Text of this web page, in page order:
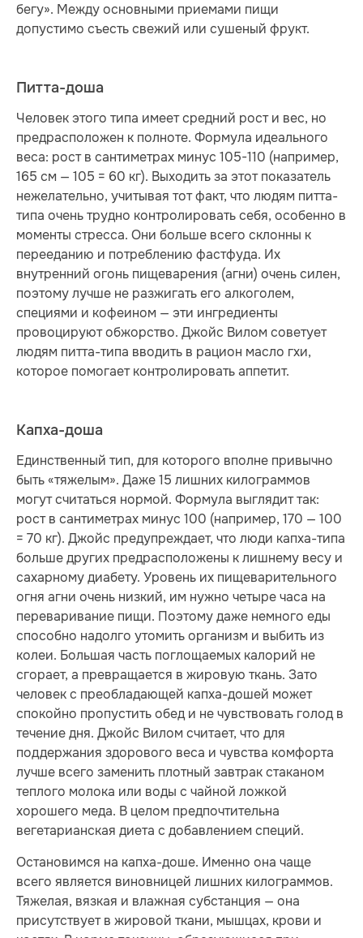
бегу». Между основными приемами пищи
допустимо съесть свежий или сушеный фрукт.
Питта-доша
Человек этого типа имеет средний рост и вес, но
предрасположен к полноте. Формула идеального
веса: рост в сантиметрах минус 105-110 (например,
165 см — 105 = 60 кг). Выходить за этот показатель
нежелательно, учитывая тот факт, что людям питта-
типа очень трудно контролировать себя, особенно в
моменты стресса. Они больше всего склонны к
перееданию и потреблению фастфуда. Их
внутренний огонь пищеварения (агни) очень силен,
поэтому лучше не разжигать его алкоголем,
специями и кофеином — эти ингредиенты
провоцируют обжорство. Джойс Вилом советует
людям питта-типа вводить в рацион масло гхи,
которое помогает контролировать аппетит.
Капха-доша
Единственный тип, для которого вполне привычно
быть «тяжелым». Даже 15 лишних килограммов
могут считаться нормой. Формула выглядит так:
рост в сантиметрах минус 100 (например, 170 — 100
= 70 кг). Джойс предупреждает, что люди капха-типа
больше других предрасположены к лишнему весу и
сахарному диабету. Уровень их пищеварительного
огня агни очень низкий, им нужно четыре часа на
переваривание пищи. Поэтому даже немного еды
способно надолго утомить организм и выбить из
колеи. Большая часть поглощаемых калорий не
сгорает, а превращается в жировую ткань. Зато
человек с преобладающей капха-дошей может
спокойно пропустить обед и не чувствовать голод в
течение дня. Джойс Вилом считает, что для
поддержания здорового веса и чувства комфорта
лучше всего заменить плотный завтрак стаканом
теплого молока или воды с чайной ложкой
хорошего меда. В целом предпочтительна
вегетарианская диета с добавлением специй.
Остановимся на капха-доше. Именно она чаще
всего является виновницей лишних килограммов.
Тяжелая, вязкая и влажная субстанция — она
присутствует в жировой ткани, мышцах, крови и